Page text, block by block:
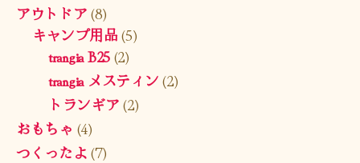
アウトドア(8)
キャンプ用品(5)
trangia B25(2)
trangia メスティン(2)
トランギア(2)
おもちゃ (4)
つくったよ(7)